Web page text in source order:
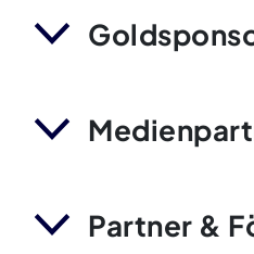
Partner &